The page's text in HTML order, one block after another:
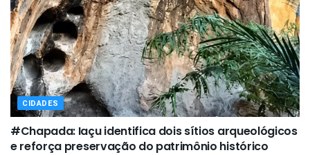
CIDADES
#Chapada: Iaçu identifica dois sítios arqueológicos
e reforça preservação do patrimônio histórico